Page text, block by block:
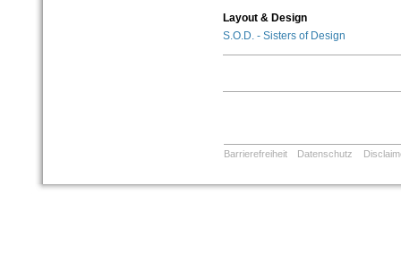
Layout & Design
S.O.D. - Sisters of Design
Barrierefreiheit Datenschutz